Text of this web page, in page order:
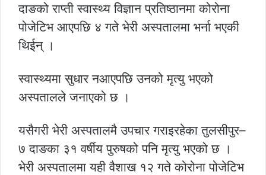
दाङको राप्ती स्वास्थ्य विज्ञान प्रतिष्ठानमा कोरोना
पोजेटिभ आएपछि ४ गते भेरी अस्पतालमा भर्ना भएकी
थिईन् ।
स्वास्थ्यमा सुधार नआएपछि उनको मृत्यु भएको
अस्पतालले जनाएको छ ।
यसैगरी भेरी अस्पतालमै उपचार गराइरहेका तुलसीपुर–
७ दाङका ३१ वर्षीय पुरुषको पनि मृत्यु भएको छ ।
भेरी अस्पतालमा यही वैशाख १२ गते कोरोना पोजेटिभ